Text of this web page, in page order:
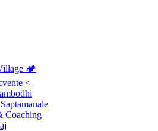
🏕️
<
Coaching